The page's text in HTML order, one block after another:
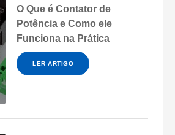
O Que é Contator de
Potência e Como ele
Funciona na Prática
LER ARTIGO